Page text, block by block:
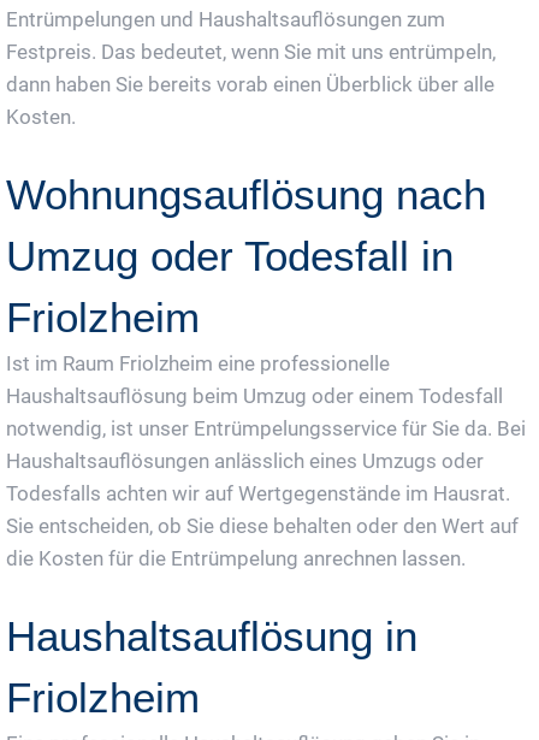
Entrümpelungen und Haushaltsauflösungen zum
Festpreis. Das bedeutet, wenn Sie mit uns entrümpeln,
dann haben Sie bereits vorab einen Überblick über alle
Kosten.
Wohnungsauflösung nach
Umzug oder Todesfall in
Friolzheim
Ist im Raum Friolzheim eine professionelle
Haushaltsauflösung beim Umzug oder einem Todesfall
notwendig, ist unser Entrümpelungsservice für Sie da. Bei
Haushaltsauflösungen anlässlich eines Umzugs oder
Todesfalls achten wir auf Wertgegenstände im Hausrat.
Sie entscheiden, ob Sie diese behalten oder den Wert auf
die Kosten für die Entrümpelung anrechnen lassen.
Haushaltsauflösung in
Friolzheim